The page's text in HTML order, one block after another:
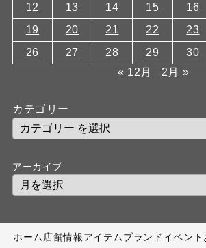
12
13 14 15 16
19
20 21 22 23
26
27 28 29 30
« 12月
2月 »
カテゴリー
アーカイブ
ホーム 店舗情報アイテムブランド イベント